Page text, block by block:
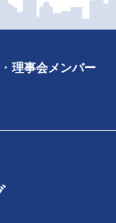
理事会メンバー